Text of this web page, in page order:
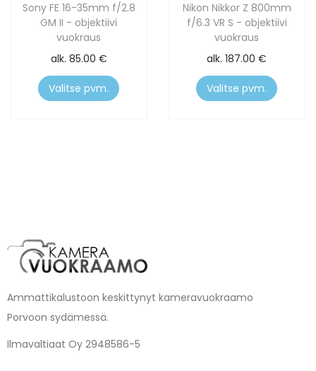
Sony FE 16-35mm f/2.8
GM II - objektiivi
vuokraus
alk. 85.00 €
Valitse pvm.
Nikon Nikkor Z 800mm
f/6.3 VR S - objektiivi
vuokraus
alk.187.00€
Valitse pvm.
Ammattikalustoon keskittynyt kameravuokraamo
Porvoon sydämessä.
Ilmavaltiaat Oy 2948586-5